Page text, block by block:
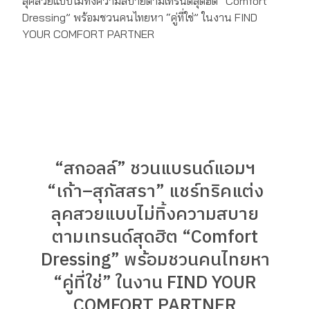
“สกอลล์” ชวนแบรนด์แอมฯ
“เก้า–สุภัสสรา” แชร์ทริคแต่ง
ลุคสวยแบบไม่ทิ้งความสบาย
ตามเทรนด์สุดฮิต “Comfort
Dressing” พร้อมชวนคนไทยหา
“คู่ที่ใช่” ในงาน FIND YOUR